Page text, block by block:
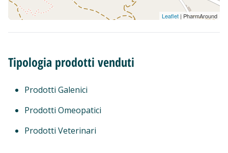
Leaflet | PharmAround
Tipologia prodotti venduti
Prodotti Galenici
Prodotti Omeopatici
Prodotti Veterinari